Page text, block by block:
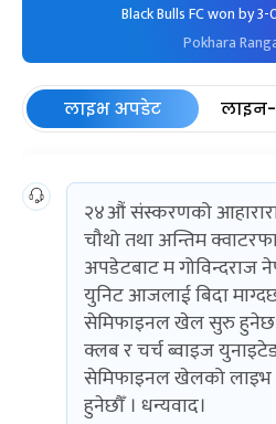
Black Bulls FC won by
Pokhara
लाइभ अपडेट
२४औं संस्करणको
चौथो तथा अन्तिम
अपडेटबाट म
युनिट आजलाई बिदा
सेमिफाइनल खेल सुरु हुनेछ
क्लब र चर्च ब्वाइज
सेमिफाइनल खेलको लाइभ
हुनेछौँ । धन्यवाद।